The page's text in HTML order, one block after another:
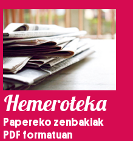
Hemeroteka
Papereko zenbakiak
PDF formatuan